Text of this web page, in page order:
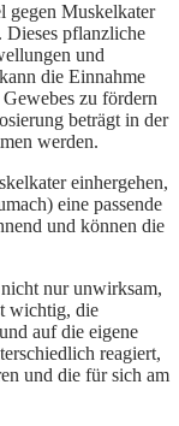
gegen Muskelkater
Dieses pflanzliche
und
die Einnahme
zu fördern
beträgt in der
werden.
einhergehen,
eine passende
und können die
nur unwirksam,
wichtig, die
auf die eigene
reagiert,
und die für sich am